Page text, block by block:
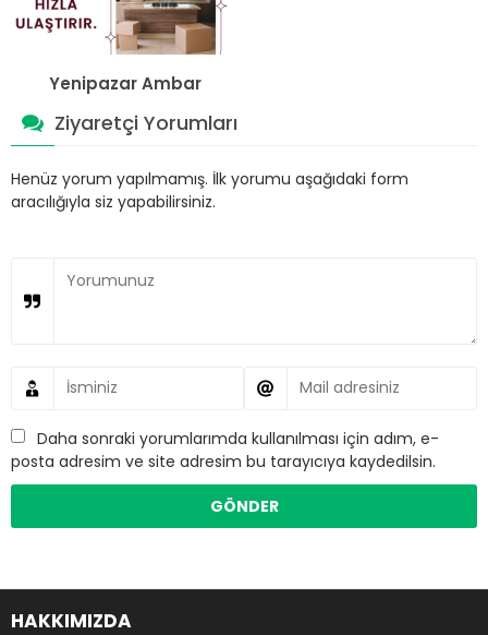
Yenipazar Ambar
Ziyaretçi Yorumları
Henüz yorum yapılmamış. İlk yorumu aşağıdaki form
aracılığıyla siz yapabilirsiniz.
Daha sonraki yorumlarımda kullanılması için adım, e-
posta adresim ve site adresim bu tarayıcıya kaydedilsin.
HAKKIMIZDA